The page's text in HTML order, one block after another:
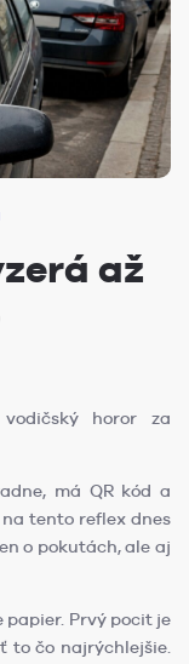
až
horor za
má QR kód a
tento reflex dnes
o pokutách, ale aj
papier. Prvý pocit je
to čo najrýchlejšie.